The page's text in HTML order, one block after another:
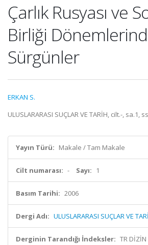
Çarlık Rusyası ve
Birliği
Sürgünler
ERKAN S.
ULUSLARARASI SUÇLAR VE TARİH, cilt.-, sa.1,
Yayın Türü: Makale / Tam Makale
Cilt numarası: - Sayı: 1
Basım Tarihi: 2006
Dergi Adı: ULUSLARARASI SUÇLAR VE
Derginin Tarandığı İndeksler: TR